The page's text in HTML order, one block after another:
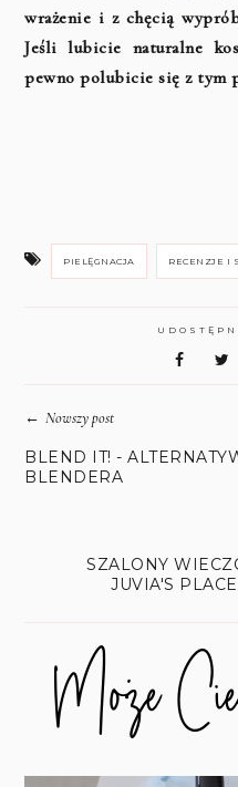
wrażenie i z chęcią
Jeśli lubicie naturalne
pewno polubicie się z tym
PIELĘGNACJA RECENZJE I
← Nowszy post
BLEND IT! -
BLENDERA
SZALONY
JUVIA'S